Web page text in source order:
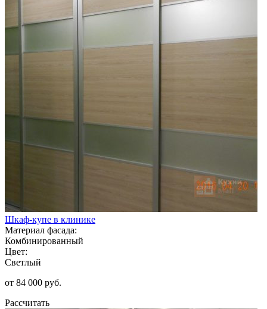
Шкаф-купе в клинике
Материал фасада:
Комбинированный
Цвет:
Светлый
от 84 000 руб.
Рассчитать